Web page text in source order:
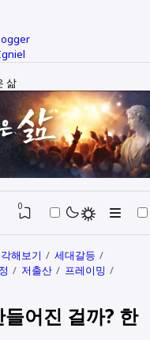
삶
0
해보기
세대갈등
저출산
프레이밍
어진 걸까? 한